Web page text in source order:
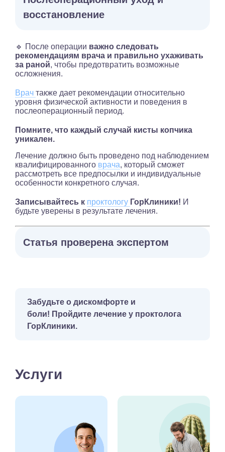
восстановление
🔹 После операции важно следовать
рекомендациям врача и правильно ухаживать
за раной, чтобы предотвратить возможные
осложнения.
Врач также дает рекомендации относительно
уровня физической активности и поведения в
послеоперационный период.
Помните, что каждый случай кисты копчика
уникален.
Лечение должно быть проведено под наблюдением
квалифицированного врача, который сможет
рассмотреть все предпосылки и индивидуальные
особенности конкретного случая.
Записывайтесь к проктологу ГорКлиники! И
будьте уверены в результате лечения.
Статья проверена экспертом
Забудьте о дискомфорте и
боли! Пройдите лечение у проктолога
ГорКлиники.
Услуги